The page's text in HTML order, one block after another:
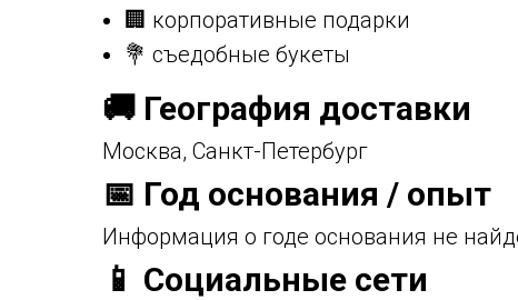
🏢 корпоративные подарки
💐 съедобные букеты
🚚 География доставки
Москва, Санкт-Петербург
📅 Год основания / опыт
Информация о годе основания не
📱 Социальные сети